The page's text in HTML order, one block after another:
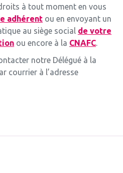
à tout moment en vous
adhérent ou en envoyant un
au siège social de votre
ou encore à la CNAFC.
notre Délégué à la
courrier à l’adresse